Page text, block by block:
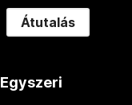
Átutalás
Egyszeri